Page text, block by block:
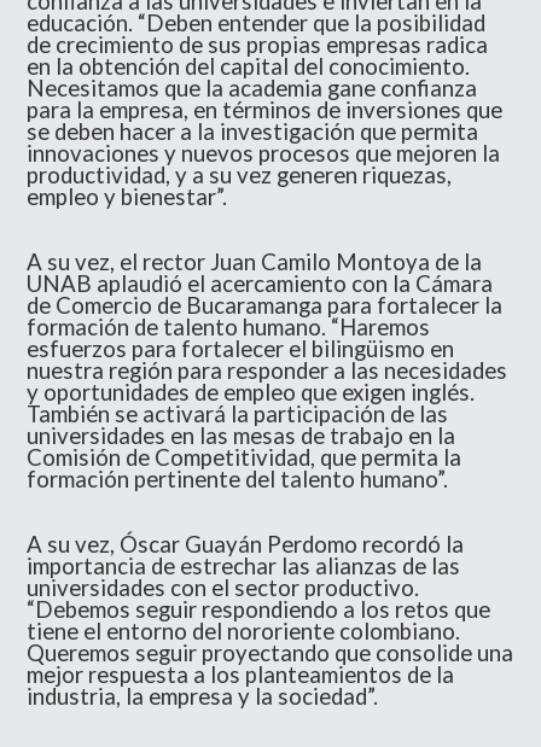
educación. “Deben entender que la posibilidad
de crecimiento de sus propias empresas radica
en la obtención del capital del conocimiento.
Necesitamos que la academia gane confianza
para la empresa, en términos de inversiones que
se deben hacer a la investigación que permita
innovaciones y nuevos procesos que mejoren la
productividad, y a su vez generen riquezas,
empleo y bienestar”.
A su vez, el rector Juan Camilo Montoya de la
UNAB aplaudió el acercamiento con la Cámara
de Comercio de Bucaramanga para fortalecer la
formación de talento humano. “Haremos
esfuerzos para fortalecer el bilingüismo en
nuestra región para responder a las necesidades
y oportunidades de empleo que exigen inglés.
También se activará la participación de las
universidades en las mesas de trabajo en la
Comisión de Competitividad, que permita la
formación pertinente del talento humano”.
A su vez, Óscar Guayán Perdomo recordó la
importancia de estrechar las alianzas de las
universidades con el sector productivo.
“Debemos seguir respondiendo a los retos que
tiene el entorno del nororiente colombiano.
Queremos seguir proyectando que consolide una
mejor respuesta a los planteamientos de la
industria, la empresa y la sociedad”.